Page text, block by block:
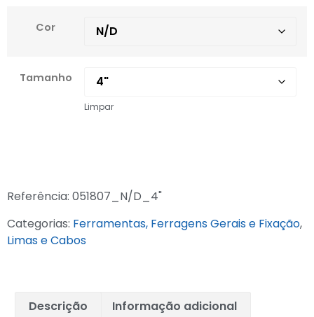
Cor
Tamanho
Limpar
Referência: 051807_N/D_4"
Categorias: Ferramentas, Ferragens Gerais e Fixação,
Limas e Cabos
Descrição Informação adicional